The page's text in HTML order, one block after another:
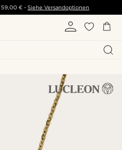
59,00 € - Siehe Versandoptionen